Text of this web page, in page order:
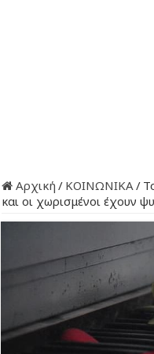
Αρχική / ΚΟΙΝΩΝΙΚΑ/
και οι χωρισμένοι έχουν